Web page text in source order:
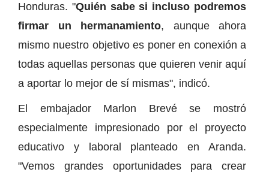
Honduras. "Quién sabe si incluso podremos
firmar un hermanamiento, aunque ahora
mismo nuestro objetivo es poner en conexión a
todas aquellas personas que quieren venir aquí
a aportar lo mejor de sí mismas", indicó.
El embajador Marlon Brevé se mostró
especialmente impresionado por el proyecto
educativo y laboral planteado en Aranda.
"Vemos grandes oportunidades para crear